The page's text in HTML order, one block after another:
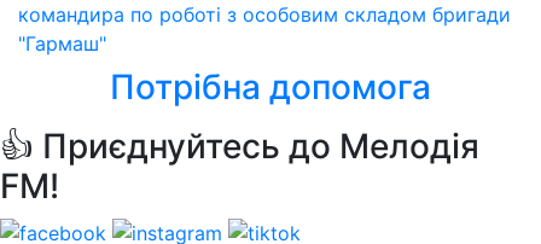
командира по роботі з особовим складом бригади
"Гармаш"
Потрібна допомога
👍 Приєднуйтесь до Мелодія
FM!